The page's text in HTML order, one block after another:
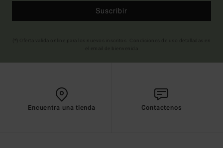
Suscribir
Encuentra una tienda Contactenos